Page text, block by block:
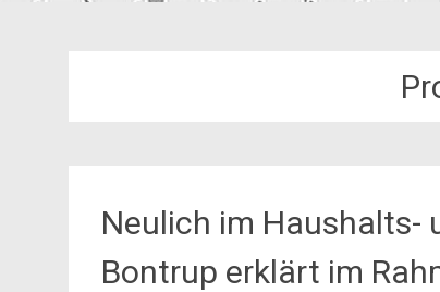
Neulich im Haushalts-
Bontrup erklärt im